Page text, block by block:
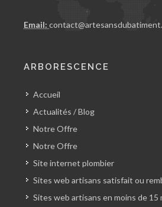
Email:
ARBORESCENCE
Accueil
Actualités / Blog
Notre Offre
Notre Offre
Site internet plombier
Sites web artisans satisfait ou
Sites web artisans en moins de 15